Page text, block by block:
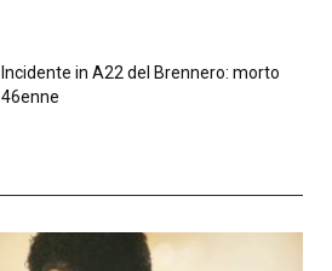
Incidente in A22 del Brennero: morto
46enne